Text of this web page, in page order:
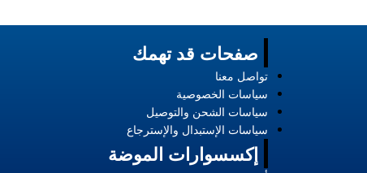
صفحات قد تهمك
تواصل معنا
سياسات الخصوصية
سياسات الشحن والتوصيل
سياسات الإستبدال والإسترجاع
إكسسوارات الموضة